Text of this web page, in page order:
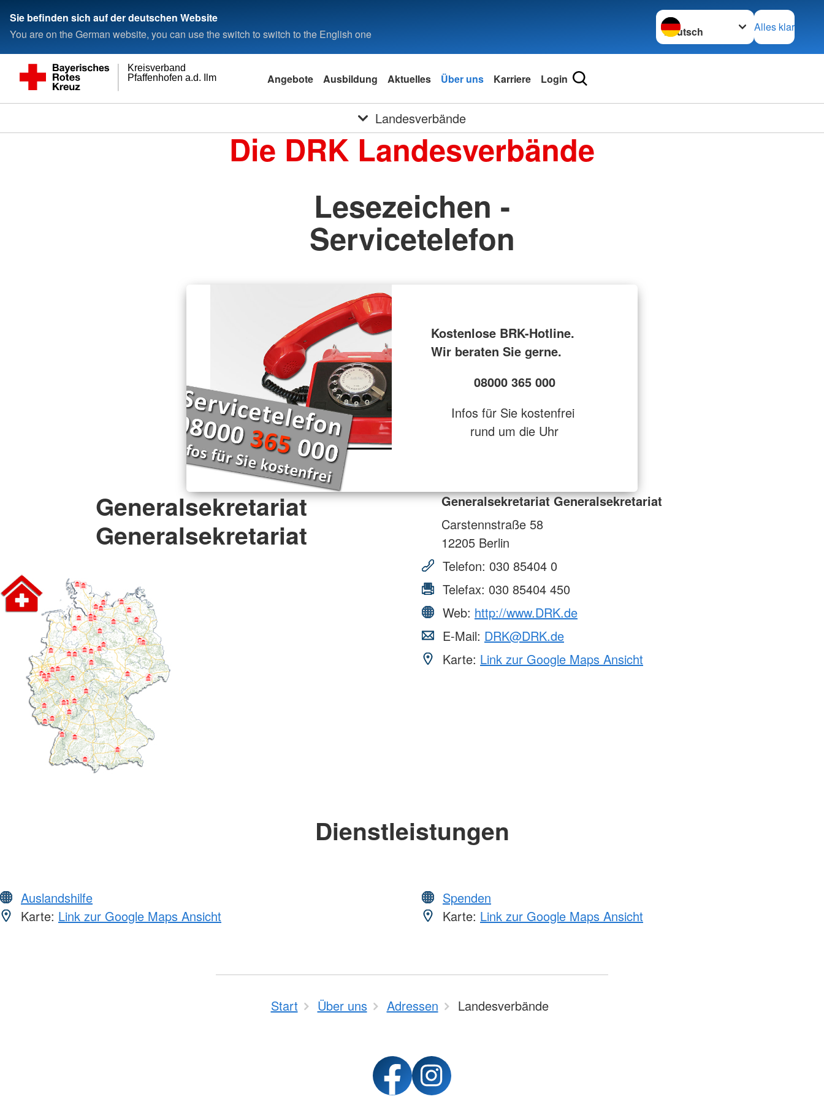
Sie befinden sich auf der deutschen Website
You are on the German website, you can use the switch to switch to the English one
Sprache wechseln zu
Alles klar
Pfaffenhofen a.d. Ilm
Kreisverband
Angebote Ausbildung Aktuelles Über uns Karriere Login
Landesverbände
Die DRK Landesverbände
Lesezeichen -
Servicetelefon
Kostenlose BRK-Hotline.
Wir beraten Sie gerne.
08000 365 000
Infos für Sie kostenfrei
rund um die Uhr
Generalsekretariat
Generalsekretariat
Generalsekretariat Generalsekretariat
Carstennstraße 58
12205 Berlin
Telefon: 030 85404 0
Telefax: 030 85404 450
Web: http://www.DRK.de
E-Mail: DRK@DRK.de
Karte: Link zur Google Maps Ansicht
Dienstleistungen
Auslandshilfe
Karte: Link zur Google Maps Ansicht
Spenden
Karte: Link zur Google Maps Ansicht
Start Über uns Adressen Landesverbände